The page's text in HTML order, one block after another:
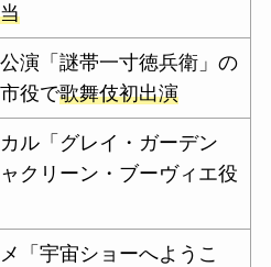
演「謎帯一寸徳兵衛」の
役で歌舞伎初出演
ル「グレイ・ガーデン
クリーン・ブーヴィエ役
「宇宙ショーへようこ